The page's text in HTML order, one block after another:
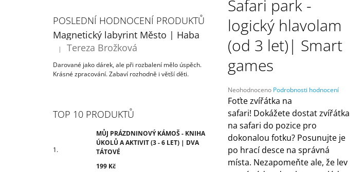
POSLEDNÍ HODNOCENÍ PRODUKTŮ
Magnetický labyrint Město | Haba
Hodnocení produktu je 5 z 5 hvězdiček.
| Tereza Brožková
Darované jako dárek, ale při rozbalení mělo úspěch.
Krásné zpracování. Zabaví rozhodně i větší děti.
TOP 10 PRODUKTŮ
MŮJ PRÁZDNINOVÝ KÁMOŠ - KNIHA
ÚKOLŮ A AKTIVIT (3 - 6 LET) | DVA
TÁTOVÉ
199 Kč
Safari park -
logický hlavolam
(od 3 let)| Smart
games
Průměrné
hodnocení
produktu
je
0,0
z
hvězdiček.
Neohodnoceno Podrobnosti hodnocení
Foťte zvířátka na
safari! Dokážete dostat zvířátka
na safari do pozice pro
dokonalou fotku? Posunujte je
po hrací desce na správná
místa. Nezapomeňte ale, že lev
MŮJ PRÁZDNINOVÝ KÁMOŠ - KNIHA
ÚKOLŮ A AKTIVIT (3 - 6 LET) | DVA
TÁTOVÉ
199 Kč
ČELOVKA - ČESKÁ HÁDACÍ HRA SE 4
ČELENKAMI A KARTAMI | DVA TÁTOVÉ
499 Kč